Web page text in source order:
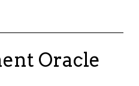
Oracle